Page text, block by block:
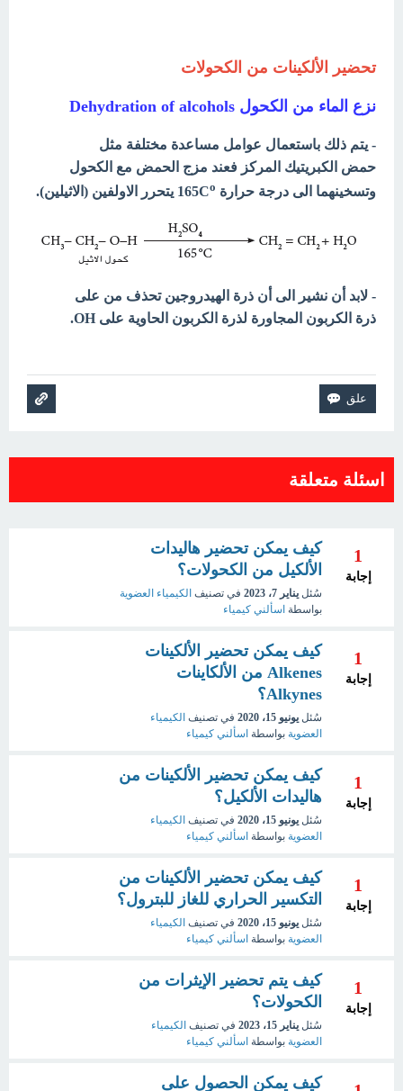
تحضير الألكينات من الكحولات
نزع الماء من الكحول Dehydration of alcohols
- يتم ذلك باستعمال عوامل مساعدة مختلفة مثل
حمض الكبريتيك المركز فعند مزج الحمض مع الكحول
وتسخينهما الى درجة حرارة 165C o يتحرر الاولفين (الاثيلين).
- لابد أن نشير الى أن ذرة الهيدروجين تحذف من على
ذرة الكربون المجاورة لذرة الكربون الحاوية على OH.
اسئلة متعلقة
1
إجابة
كيف يمكن تحضير هاليدات
الألكيل من الكحولات؟
سُئل يناير 7، 2023 في تصنيف الكيمياء العضوية
بواسطة اسألني كيمياء
1
إجابة
كيف يمكن تحضير الألكينات
Alkenes من الألكاينات
Alkynes؟
سُئل يونيو 15، 2020 في تصنيف الكيمياء
العضوية بواسطة اسألني كيمياء
1
إجابة
كيف يمكن تحضير الألكينات من
هاليدات الألكيل؟
سُئل يونيو 15، 2020 في تصنيف الكيمياء
العضوية بواسطة اسألني كيمياء
1
إجابة
كيف يمكن تحضير الألكينات من
التكسير الحراري للغاز للبترول؟
سُئل يونيو 15، 2020 في تصنيف الكيمياء
العضوية بواسطة اسألني كيمياء
1
إجابة
كيف يتم تحضير الإيثرات من
الكحولات؟
سُئل يناير 15، 2023 في تصنيف الكيمياء
العضوية بواسطة اسألني كيمياء
كيف يمكن الحصول على